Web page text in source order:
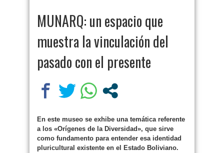
MUNARQ: un espacio que
muestra la vinculación del
pasado con el presente
En este museo se exhibe una temática referente
a los «Orígenes de la Diversidad», que sirve
como fundamento para entender esa identidad
pluricultural existente en el Estado Boliviano.